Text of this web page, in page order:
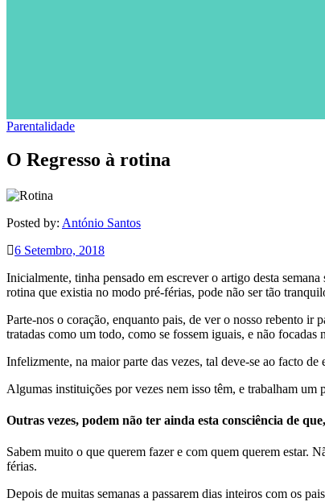
Parentalidade
O Regresso à rotina
Posted by: António Santos
6 Setembro, 2018
Inicialmente, tinha pensado em escrever o artigo desta
rotina que existia no modo pré-férias, pode não ser tão
Parte-nos o coração, enquanto pais, de ver o nosso rebento ir
tratadas como um todo, como se fossem iguais, e não focadas
Infelizmente, na maior parte das vezes, tal deve-se ao facto
Algumas instituições por vezes nem isso têm, e trabalham
Outras vezes, podem não ter ainda esta consciência de
Sabem muito o que querem fazer e com quem querem estar.
férias.
Depois de muitas semanas a passarem dias inteiros com os